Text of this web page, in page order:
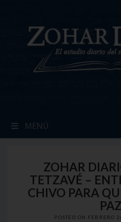
MENÚ
ZOHAR
TETZAVÉ –
CHIVO PARA
PAZ
POSTED ON FEBRERO